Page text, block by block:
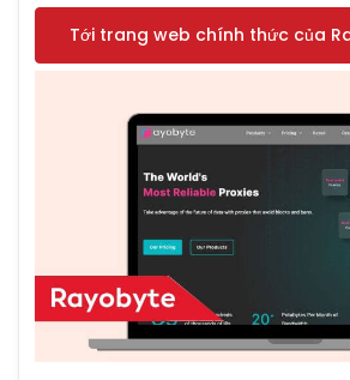
Tới trang web chính thức của